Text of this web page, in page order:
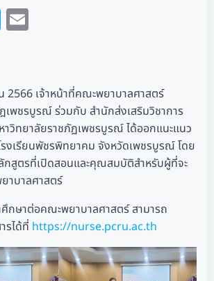
Twitter
เจ้าหน้าที่คณะพยาบาลศาสตร์
เพชรบูรณ์ ร่วมกับ สำนักส่งเสริมวิชาการ
าวิทยาลัยราชภัฏเพชรบูรณ์ ได้ออกแนะแนว
งเรียนพัชรพิทยาคม จังหวัดเพชรบูรณ์ โดย
กสูตรที่เปิดสอนและคุณสมบัติสำหรับผู้ที่จะ
าบาลศาสตร์
ศึกษาต่อคณะพยาบาลศาสตร์ สามารถ
รได้ที่ https://nurse.pcru.ac.th